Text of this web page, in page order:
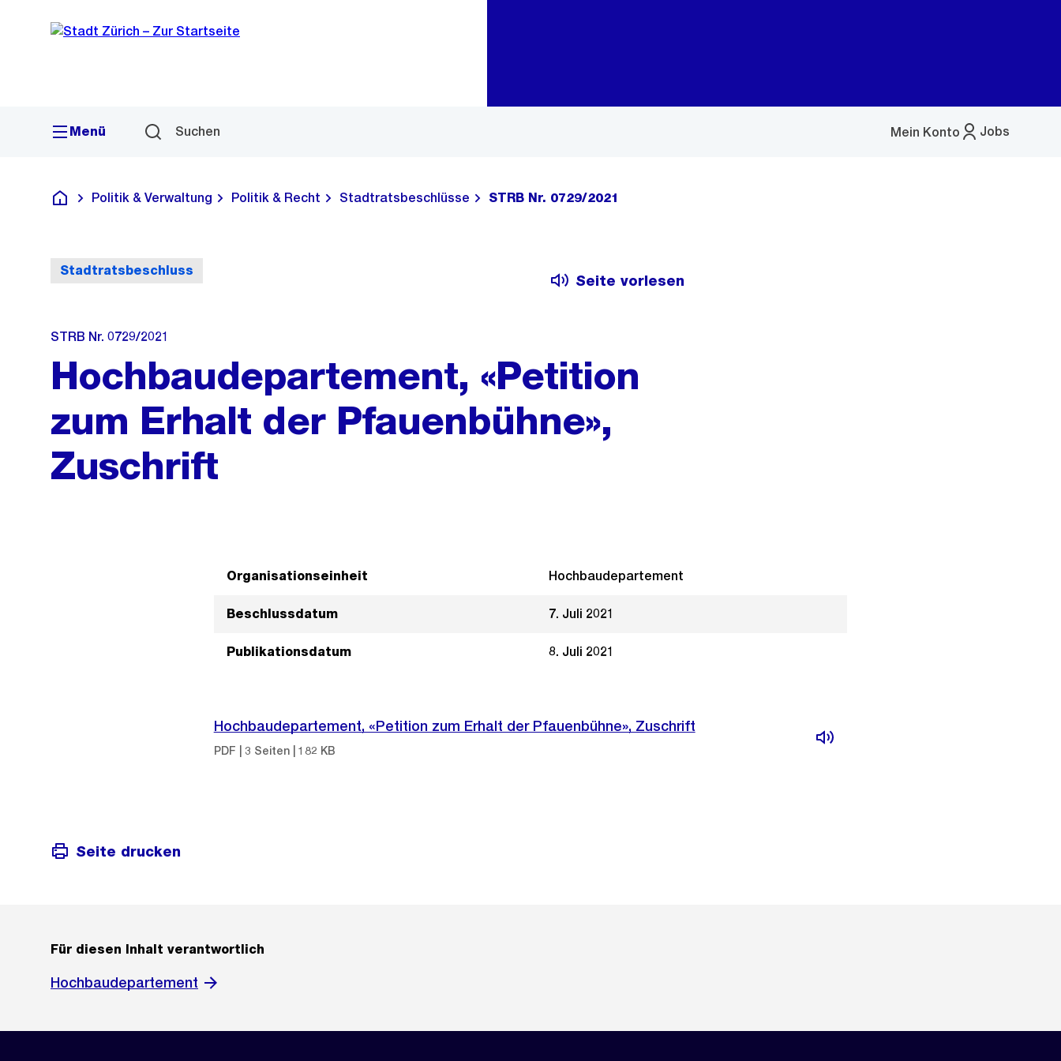
Navigation
Sprunglink
Menü Suchen Jobs
Mein Konto
Menü
Deutsch
Politik & Verwaltung Politik & Recht Stadtratsbeschlüsse STRB Nr. 0729/2021
Stadtratsbeschluss
Seite vorlesen
STRB Nr. 0729/2021
Hochbaudepartement, «Petition
zum Erhalt der Pfauenbühne»,
Zuschrift
Organisationseinheit Hochbaudepartement
Beschlussdatum 7. Juli 2021
Publikationsdatum 8. Juli 2021
Hochbaudepartement, «Petition zum Erhalt der Pfauenbühne», Zuschrift
PDF | 3 Seiten | 182 KB
Seite drucken
Für diesen Inhalt verantwortlich
Hochbaudepartement